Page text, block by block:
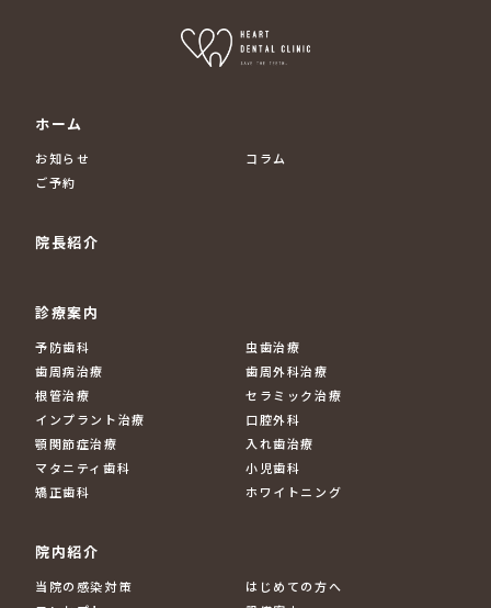
ホーム
お知らせ
コラム
ご予約
院長紹介
診療案内
予防歯科
虫歯治療
歯周病治療
歯周外科治療
根管治療
セラミック治療
インプラント治療
口腔外科
顎関節症治療
入れ歯治療
マタニティ歯科
小児歯科
矯正歯科
ホワイトニング
院内紹介
当院の感染対策
はじめての方へ